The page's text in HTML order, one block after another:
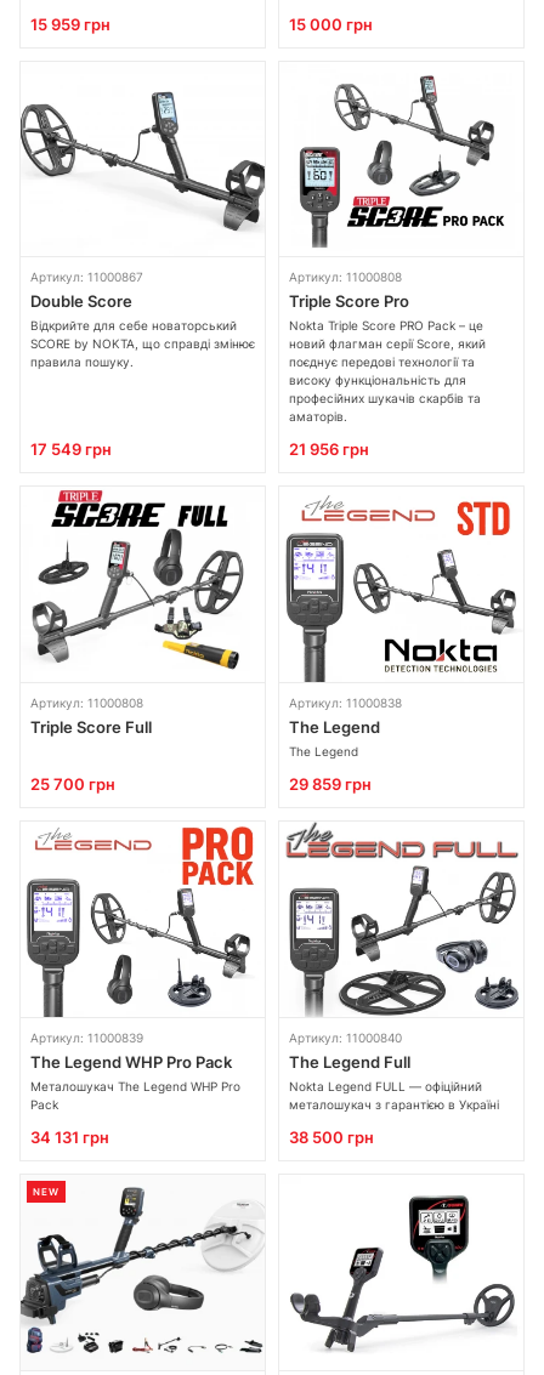
15 959 грн 15 000 грн
Артикул: 11000867
Double Score
Відкрийте для себе новаторський
SCORE by NOKTA, що справді змінює
правила пошуку.
17 549 грн
Артикул: 11000808
Triple Score Pro
Nokta Triple Score PRO Pack – це
новий флагман серії Score, який
поєднує передові технології та
високу функціональність для
професійних шукачів скарбів та
аматорів.
21 956 грн
Артикул: 11000808
Triple Score Full
25 700 грн
Артикул: 11000838
The Legend
The Legend
29 859 грн
Артикул: 11000839
The Legend WHP Pro Pack
Металошукач The Legend WHP Pro
Pack
34 131 грн
Артикул: 11000840
The Legend Full
Nokta Legend FULL — офіційний
металошукач з гарантією в Україні
38 500 грн
NEW